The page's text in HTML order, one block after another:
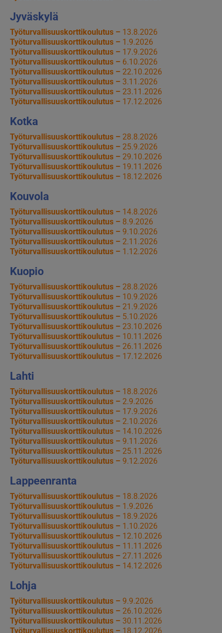
Jyväskylä
Työturvallisuuskorttikoulutus – 13.8.2026
Työturvallisuuskorttikoulutus – 1.9.2026
Työturvallisuuskorttikoulutus – 17.9.2026
Työturvallisuuskorttikoulutus – 6.10.2026
Työturvallisuuskorttikoulutus – 22.10.2026
Työturvallisuuskorttikoulutus – 3.11.2026
Työturvallisuuskorttikoulutus – 23.11.2026
Työturvallisuuskorttikoulutus – 17.12.2026
Kotka
Työturvallisuuskorttikoulutus – 28.8.2026
Työturvallisuuskorttikoulutus – 25.9.2026
Työturvallisuuskorttikoulutus – 29.10.2026
Työturvallisuuskorttikoulutus – 19.11.2026
Työturvallisuuskorttikoulutus – 18.12.2026
Kouvola
Työturvallisuuskorttikoulutus – 14.8.2026
Työturvallisuuskorttikoulutus – 8.9.2026
Työturvallisuuskorttikoulutus – 9.10.2026
Työturvallisuuskorttikoulutus – 2.11.2026
Työturvallisuuskorttikoulutus – 1.12.2026
Kuopio
Työturvallisuuskorttikoulutus – 28.8.2026
Työturvallisuuskorttikoulutus – 10.9.2026
Työturvallisuuskorttikoulutus – 21.9.2026
Työturvallisuuskorttikoulutus – 5.10.2026
Työturvallisuuskorttikoulutus – 23.10.2026
Työturvallisuuskorttikoulutus – 10.11.2026
Työturvallisuuskorttikoulutus – 26.11.2026
Työturvallisuuskorttikoulutus – 17.12.2026
Lahti
Työturvallisuuskorttikoulutus – 18.8.2026
Työturvallisuuskorttikoulutus – 2.9.2026
Työturvallisuuskorttikoulutus – 17.9.2026
Työturvallisuuskorttikoulutus – 2.10.2026
Työturvallisuuskorttikoulutus – 14.10.2026
Työturvallisuuskorttikoulutus – 9.11.2026
Työturvallisuuskorttikoulutus – 25.11.2026
Työturvallisuuskorttikoulutus – 9.12.2026
Lappeenranta
Työturvallisuuskorttikoulutus – 18.8.2026
Työturvallisuuskorttikoulutus – 1.9.2026
Työturvallisuuskorttikoulutus – 18.9.2026
Työturvallisuuskorttikoulutus – 1.10.2026
Työturvallisuuskorttikoulutus – 12.10.2026
Työturvallisuuskorttikoulutus – 11.11.2026
Työturvallisuuskorttikoulutus – 27.11.2026
Työturvallisuuskorttikoulutus – 14.12.2026
Lohja
Työturvallisuuskorttikoulutus – 9.9.2026
Työturvallisuuskorttikoulutus – 26.10.2026
Työturvallisuuskorttikoulutus – 30.11.2026
Työturvallisuuskorttikoulutus – 18.12.2026